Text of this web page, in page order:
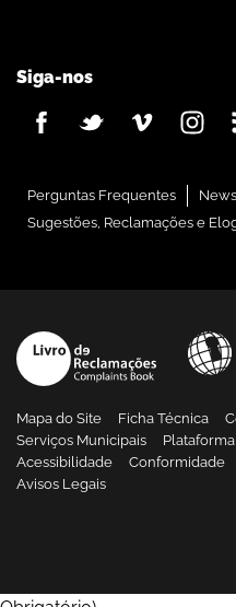
Siga-nos
Perguntas Frequentes
Sugestões, Reclamações e
Mapa do Site Ficha Técnica
Serviços Municipais
Acessibilidade
Conformidade
Avisos Legais